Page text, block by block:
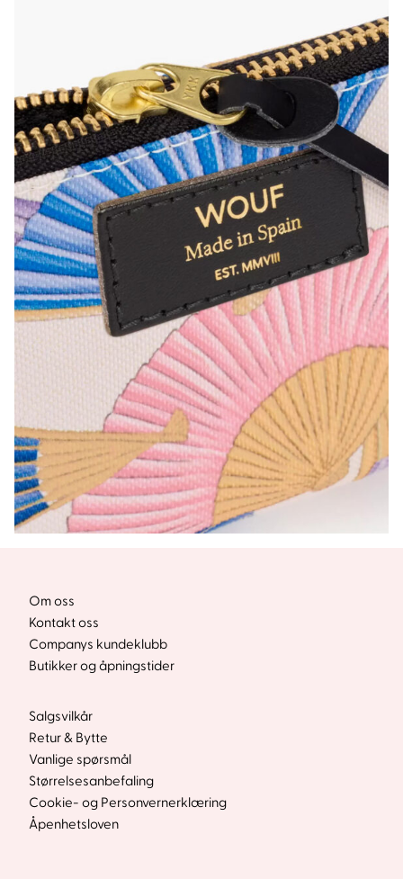
Om oss
Kontakt oss
Companys kundeklubb
Butikker og åpningstider
Salgsvilkår
Retur & Bytte
Vanlige spørsmål
Størrelsesanbefaling
Cookie- og Personvernerklæring
Åpenhetsloven